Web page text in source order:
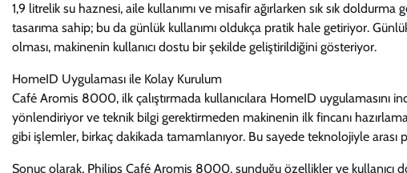
1,9 litrelik su haznesi, aile kullanımı ve misafir ağırlarken sık sık
tasarıma sahip; bu da günlük kullanımı oldukça pratik hale getiriyor.
olması, makinenin kullanıcı dostu bir şekilde geliştirildiğini gösteriyor.
HomeID Uygulaması ile Kolay Kurulum
Café Aromis 8000, ilk çalıştırmada kullanıcılara HomeID uygulamasını
yönlendiriyor ve teknik bilgi gerektirmeden makinenin ilk fincanı
gibi işlemler, birkaç dakikada tamamlanıyor. Bu sayede teknolojiyle
Sonuç olarak, Philips Café Aromis 8000, sunduğu özellikler ve kullanıcı